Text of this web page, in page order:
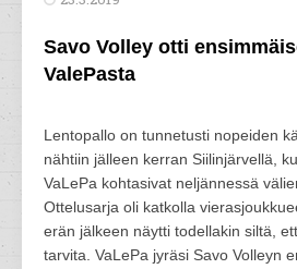
Savo Volley otti
ValePasta
Lentopallo on tunnetusti nopeiden
nähtiin jälleen kerran Siilinjärvellä,
VaLePa kohtasivat neljännessä
Ottelusarja oli katkolla
erän jälkeen näytti todellakin siltä,
tarvita. VaLePa jyräsi Savo Volleyn